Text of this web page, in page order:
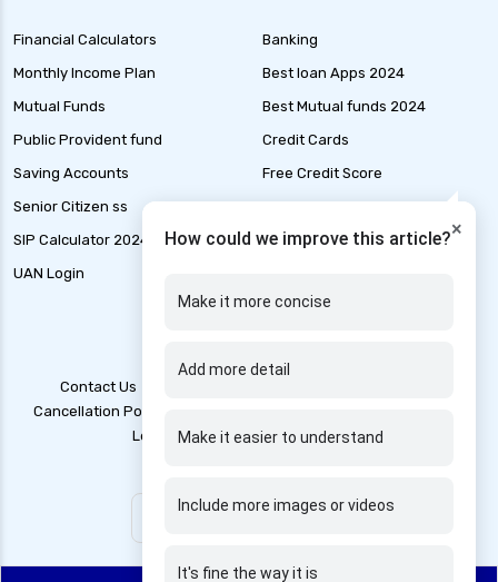
Health Insurance for Multiple Sclerosis in India
Health Insurance for Hepatitis B in India
Health Insurance for Thyroid Patients
Health Insurance for Paralysis
Health Insurance for Kidney Patients
Health Insurance for Stroke Patients in India
Health Insurance for Rheumatoid Arthritis
What Is Cashless Health Insurance
×
How could we improve this article?
Make it more concise
Add more detail
Make it easier to understand
Include more images or videos
It's fine the way it is
Financial Calculators
Monthly Income Plan
Mutual Funds
Public Provident fund
Saving Accounts
Senior Citizen ss
SIP Calculator 2024
UAN Login
Banking
Best loan Apps 2024
Best Mutual funds 2024
Credit Cards
Free Credit Score
Liability Insurance
Loan Application Status
Contact Us
Cancellation Policy
Legal Policy
Privacy Policy